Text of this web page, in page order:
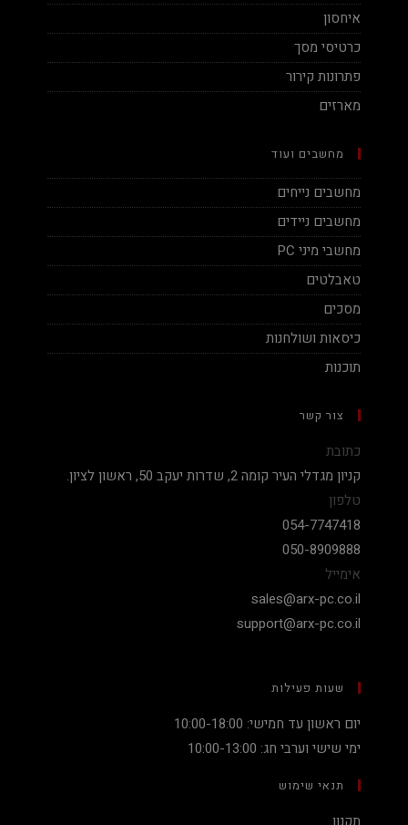
איחסון
כרטיסי מסך
פתרונות קירור
מארזים
מחשבים ועוד
מחשבים נייחים
מחשבים ניידים
מחשבי מיני PC
טאבלטים
מסכים
כיסאות ושולחנות
תוכנות
צור קשר
כתובת
קניון מגדלי העיר קומה 2, שדרות יעקב 50, ראשון לציון.
טלפון
054-7747418
050-8909888
אימייל
sales@arx-pc.co.il
support@arx-pc.co.il
שעות פעילות
יום ראשון עד חמישי: 10:00-18:00
ימי שישי וערבי חג: 10:00-13:00
תנאי שימוש